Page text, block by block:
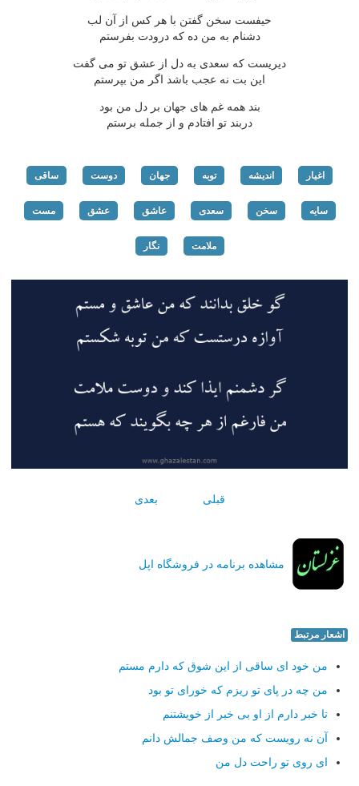
حیفست سخن گفتن با هر کس از آن لب
دشنام به من ده که درودت بفرستم
دیریست که سعدی به دل از عشق تو می گفت
این بت نه عجب باشد اگر من بپرستم
بند همه غم های جهان بر دل من بود
دربند تو افتادم و از جمله برستم
اغیار اندیشه توبه جهان دوست ساقی
سایه سخن سعدی عاشق عشق مست
ملامت نگار
قبلی بعدی
مشاهده برنامه در فروشگاه اپل
اشعار مرتبط
من خود ای ساقی از این شوق که دارم مستم
من چه در پای تو ریزم که خورای تو بود
تا خبر دارم از او بی خبر از خویشتنم
آن نه رویست که من وصف جمالش دانم
ای روی تو راحت دل من